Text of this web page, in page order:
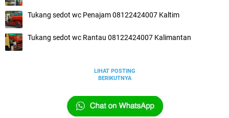
Tukang sedot wc Penajam 08122424007 Kaltim
Tukang sedot wc Rantau 08122424007 Kalimantan
LIHAT POSTING
BERIKUTNYA